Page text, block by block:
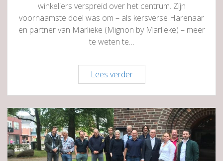
winkeliers verspreid over het centrum. Zijn
voornaamste doel was om – als kersverse Harenaar
en partner van Marlieke (Mignon by Marlieke) – meer
te weten te…
Lees verderEnquête